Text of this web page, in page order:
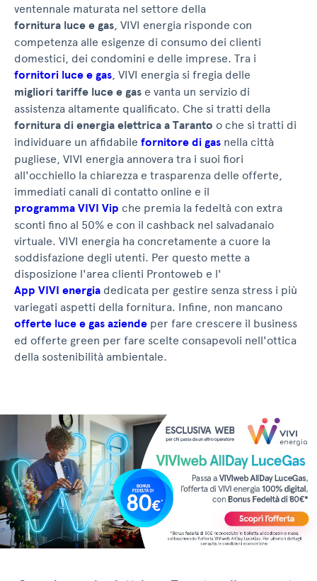
ventennale maturata nel settore della
fornitura luce e gas , VIVI energia risponde con
competenza alle esigenze di consumo dei clienti
domestici, dei condomini e delle imprese. Tra i
fornitori luce e gas , VIVI energia si fregia delle
migliori tariffe luce e gas e vanta un servizio di
assistenza altamente qualificato. Che si tratti della
fornitura di energia elettrica a Taranto o che si tratti di
individuare un affidabile fornitore di gas nella città
pugliese, VIVI energia annovera tra i suoi fiori
all'occhiello la chiarezza e trasparenza delle offerte,
immediati canali di contatto online e il
programma VIVI Vip che premia la fedeltà con extra
sconti fino al 50% e con il cashback nel salvadanaio
virtuale. VIVI energia ha concretamente a cuore la
soddisfazione degli utenti. Per questo mette a
disposizione l'area clienti Prontoweb e l'
App VIVI energia dedicata per gestire senza stress i più
variegati aspetti della fornitura. Infine, non mancano
offerte luce e gas aziende per fare crescere il business
ed offerte green per fare scelte consapevoli nell'ottica
della sostenibilità ambientale.